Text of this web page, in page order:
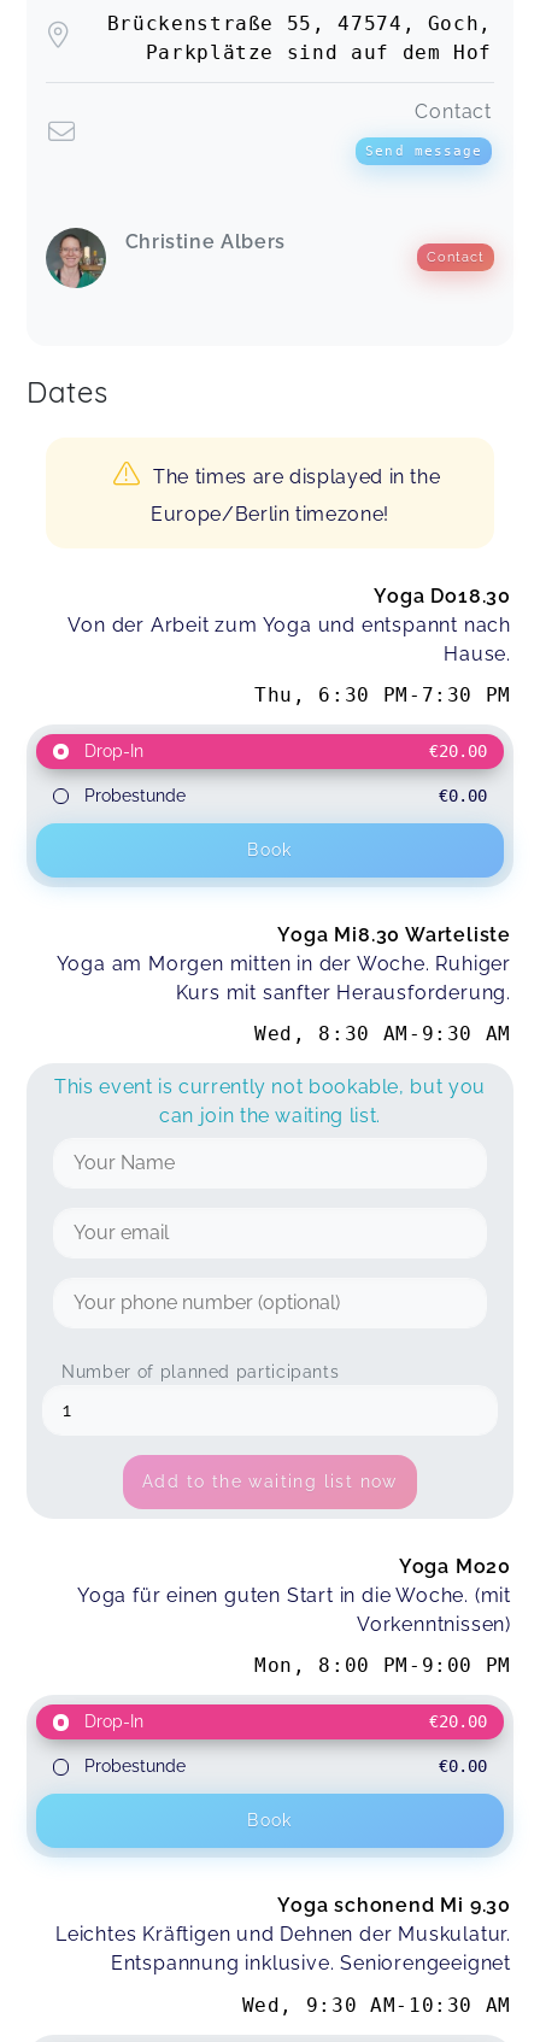
Brückenstraße 55, 47574, Goch,
Parkplätze sind auf dem Hof
Contact
Send message
Christine Albers
Contact
Dates
The times are displayed in the
Europe/Berlin timezone!
Yoga Do18.30
Von der Arbeit zum Yoga und entspannt nach
Hause.
Thu , 6:30 PM - 7:30 PM
Drop-In €20.00
Probestunde €0.00
Book
Yoga Mi8.30 Warteliste
Yoga am Morgen mitten in der Woche. Ruhiger
Kurs mit sanfter Herausforderung.
Wed , 8:30 AM - 9:30 AM
This event is currently not bookable, but you
can join the waiting list.
Number of planned participants
Add to the waiting list now
Yoga Mo20
Yoga für einen guten Start in die Woche. (mit
Vorkenntnissen)
Mon , 8:00 PM - 9:00 PM
Drop-In €20.00
Probestunde €0.00
Book
Yoga schonend Mi 9.30
Leichtes Kräftigen und Dehnen der Muskulatur.
Entspannung inklusive. Seniorengeeignet
Wed , 9:30 AM- 10:30 AM